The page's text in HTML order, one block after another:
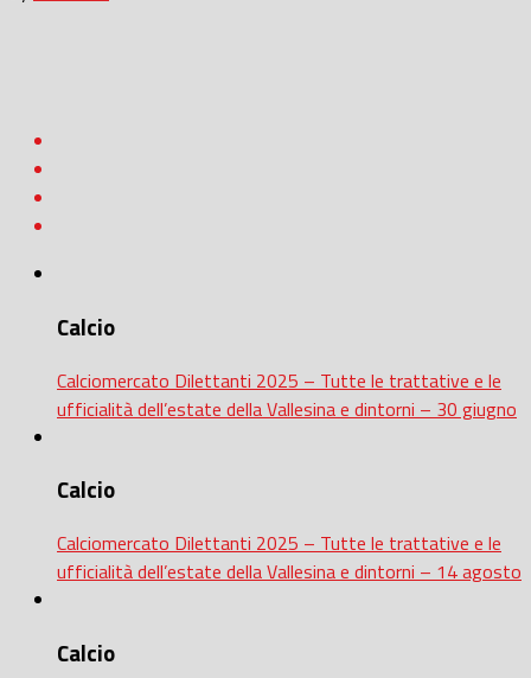
Calcio
Calciomercato Dilettanti 2025 – Tutte le trattative e le
ufficialità dell’estate della Vallesina e dintorni – 30 giugno
Calcio
Calciomercato Dilettanti 2025 – Tutte le trattative e le
ufficialità dell’estate della Vallesina e dintorni – 14 agosto
Calcio